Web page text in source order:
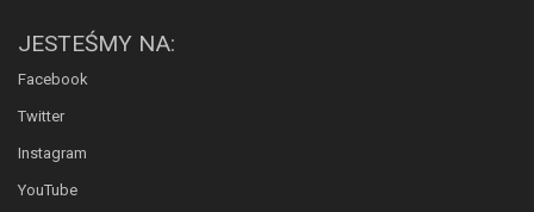
JESTEŚMY NA:
Facebook
Twitter
Instagram
YouTube